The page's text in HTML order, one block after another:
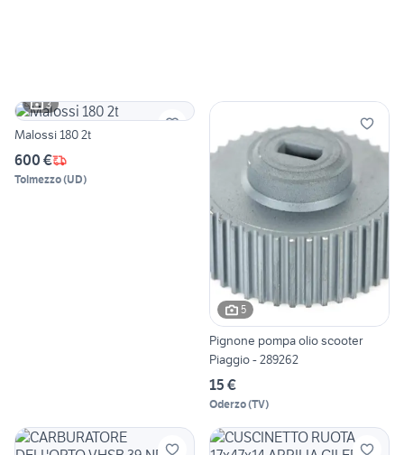
3
Malossi 180 2t
600 €
Tolmezzo(UD)
5
Pignone pompa olio scooter
Piaggio - 289262
15 €
Oderzo(TV)